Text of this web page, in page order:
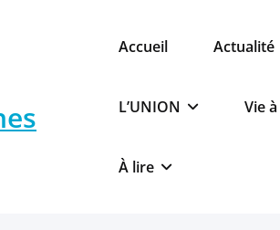
Accueil Actualité
L’UNION Vie
À lire